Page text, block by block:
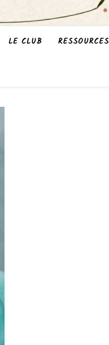
LE CLUB RESSOURCES